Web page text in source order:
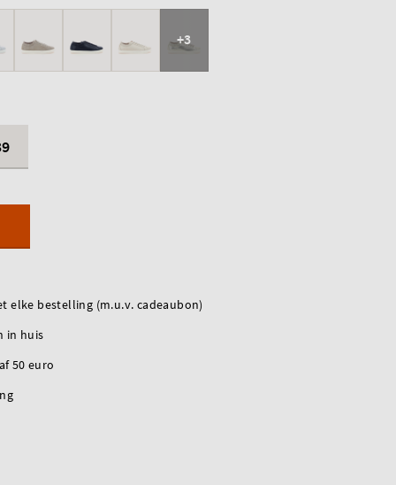
+3
elke bestelling (m.u.v. cadeaubon)
in huis
50 euro